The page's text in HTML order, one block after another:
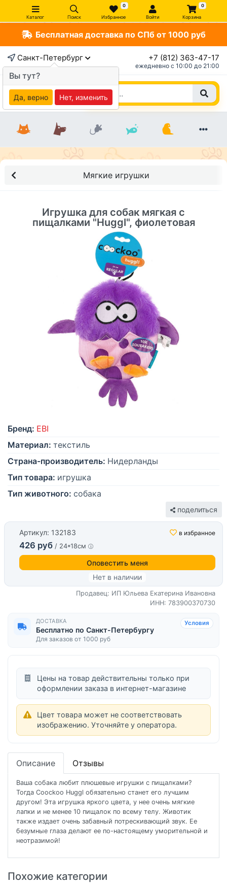
Каталог Поиск
0
Избранное Войти
0
Корзина
Бесплатная доставка по СПб от 1000 руб
Санкт-Петербург +7 (812) 363-47-17
ежедневно c 10:00 до 21:00
Мягкие игрушки
Игрушка для собак мягкая с
пищалками "Huggl", фиолетовая
Бренд: EBI
Материал: текстиль
Страна-производитель: Нидерланды
Тип товара: игрушка
Тип животного: собака
поделиться
Артикул: 132183 в избранное
426 руб / 24*18см
Оповестить меня
Нет в наличии
Продавец: ИП Юльева Екатерина Ивановна
ИНН: 783900370730
ДОСТАВКА
Бесплатно по Санкт-Петербургу
Для заказов от 1000 руб
Условия
Цены на товар действительны только при
оформлении заказа в интернет-магазине
Цвет товара может не соответствовать
изображению. Уточняйте у оператора.
Описание Отзывы
Ваша собака любит плюшевые игрушки с пищалками?
Тогда Coockoo Huggl обязательно станет его лучшим
другом! Эта игрушка яркого цвета, у нее очень мягкие
лапки и не менее 10 пищалок по всему телу. Животик
также издает очень забавный потрескивающий звук. Ее
безумные глаза делают ее по-настоящему уморительной и
неотразимой!
Похожие категории
Вы тут?
Да, верно Нет, изменить